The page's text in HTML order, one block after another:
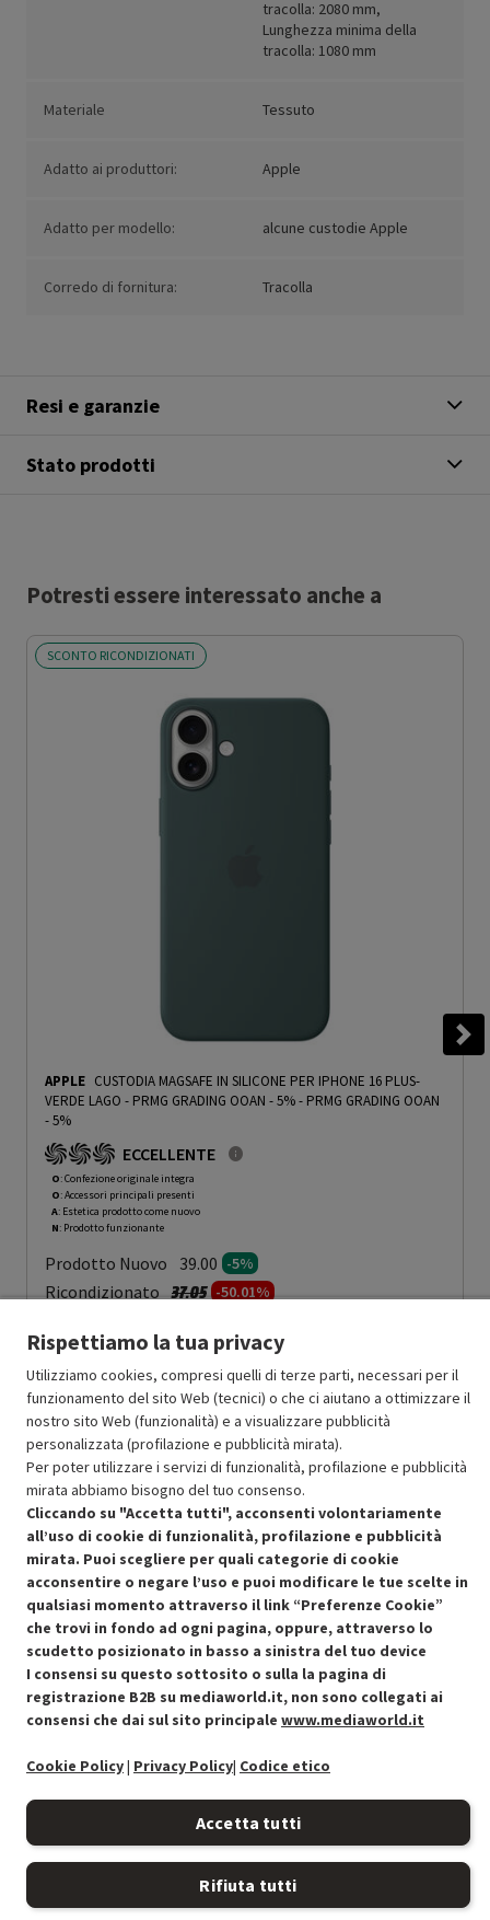
tracolla: 2080 mm,
Lunghezza minima della
tracolla: 1080 mm
Materiale Tessuto
Adatto ai produttori: Apple
Adatto per modello: alcune custodie Apple
Corredo di fornitura: Tracolla
Resi e garanzie
Stato prodotti
Potresti essere interessato anche a
SCONTO RICONDIZIONATI
APPLE CUSTODIA MAGSAFE IN SILICONE PER IPHONE 16 PLUS-
VERDE LAGO - PRMG GRADING OOAN - 5%- PRMG GRADING OOAN
- 5%
ECCELLENTE
O: Confezione originale integra
O: Accessori principali presenti
A: Estetica prodotto come nuovo
N: Prodotto funzionante
Prodotto Nuovo 39.00 -5%
Ricondizionato Prezzo ridotto da
37.05a-50.01%
Aggiungi al carrello
SCONTO RICONDIZIONATI
Approfitta dello sconto del 50% sul prodotto ricondizionato.
Condizioni generali di vendita
Cookie Policy
Recedere dal contratto qui
Rispettiamo la tua privacy
Utilizziamo cookies, compresi quelli di terze parti, necessari per il
funzionamento del sito Web (tecnici) o che ci aiutano a ottimizzare il
nostro sito Web (funzionalità) e a visualizzare pubblicità
personalizzata (profilazione e pubblicità mirata).
Per poter utilizzare i servizi di funzionalità, profilazione e pubblicità
mirata abbiamo bisogno del tuo consenso.
Cliccando su "Accetta tutti", acconsenti volontariamente
all’uso di cookie di funzionalità, profilazione e pubblicità
mirata. Puoi scegliere per quali categorie di cookie
acconsentire o negare l’uso e puoi modificare le tue scelte in
qualsiasi momento attraverso il link “Preferenze Cookie”
che trovi in fondo ad ogni pagina, oppure, attraverso lo
scudetto posizionato in basso a sinistra del tuo device
I consensi su questo sottosito o sulla la pagina di
registrazione B2B su mediaworld.it, non sono collegati ai
consensi che dai sul sito principale www.mediaworld.it
Cookie Policy| Privacy Policy| Codice etico
Accetta tutti
Rifiuta tutti